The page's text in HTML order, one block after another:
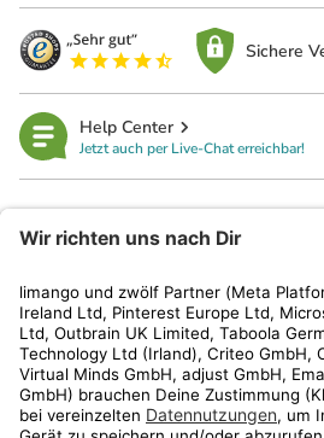
Sichere
Help Center
Jetzt auch per Live-Chat erreichbar!
Kundenservice
Shop
Aktionen